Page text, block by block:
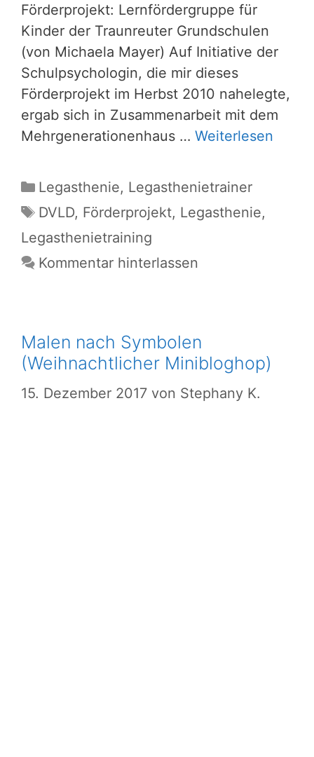
Förderprojekt: Lernfördergruppe für
Kinder der Traunreuter Grundschulen
(von Michaela Mayer) Auf Initiative der
Schulpsychologin, die mir dieses
Förderprojekt im Herbst 2010 nahelegte,
ergab sich in Zusammenarbeit mit dem
Mehrgenerationenhaus … Weiterlesen
Kategorien
Legasthenie, Legasthenietrainer
Schlagwörter
DVLD, Förderprojekt, Legasthenie,
Legasthenietraining
Kommentar hinterlassen
Malen nach Symbolen
(Weihnachtlicher Minibloghop)
15. Dezember 2017 von Stephany K.